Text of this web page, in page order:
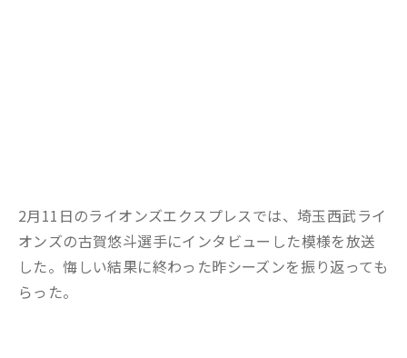
2月11日のライオンズエクスプレスでは、埼玉西武ライ
オンズの古賀悠斗選手にインタビューした模様を放送
した。悔しい結果に終わった昨シーズンを振り返っても
らった。